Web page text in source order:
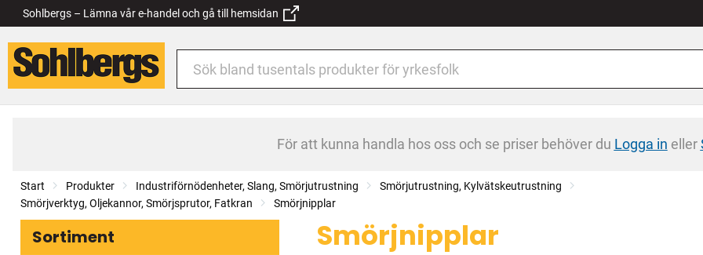
Sohlbergs – Lämna vår e-handel och gå till hemsidan
För att kunna handla hos oss och se priser behöver du Logga in eller
Start Produkter Industriförnödenheter, Slang, Smörjutrustning
Smörjutrustning, Kylvätskeutrustning
Smörjverktyg, Oljekannor, Smörjsprutor, Fatkran
Smörjnipplar
Sortiment Smörjnipplar